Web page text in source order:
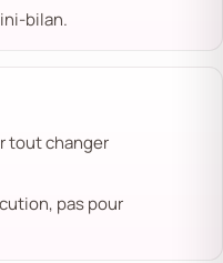
bilan.
tout changer
pas pour